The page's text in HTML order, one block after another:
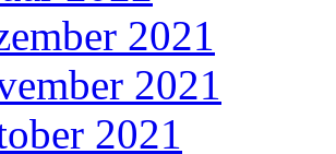
2021
2021
2021